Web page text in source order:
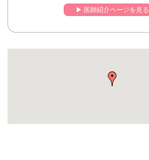
▶︎ 医師紹介ページを見る